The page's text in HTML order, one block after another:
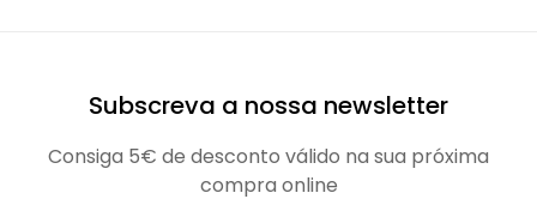
Subscreva a nossa newsletter
Consiga 5€ de desconto válido na sua próxima
compra online